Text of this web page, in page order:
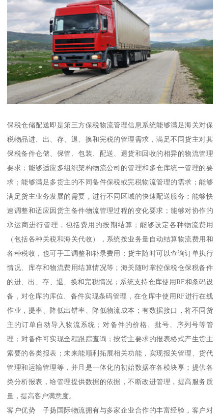
保税仓储配送即是第三方保税物流管理信息系统能够满足海关对保
税物品进、出、存、退、换和完税的管理需求，满足不同货主对其
保税备件仓储、保管、包装、配送、退货和回收的相异的物流管理
要求；能够适应多组织架构物流公司的管理和多仓库统一管理的要
求；能够满足多货主的不同备件保税或完税物流管理的需求；能够
满足货主业务发展的需要，进行不同区域的快速配送服务；能够快
速调整和适应因货主备件物流管理过程的变化要求；能够对协作的
承运商进行管理，包括费用的按期结算；能够设定各种物流费用
（包括各种关税和海关代收），系统按业务量自动结算物流费用和
各种税收，也可手工调整和补录费用；货主随时可以查询订单执行
情况、库存和物流费用结算情况等；海关随时掌控保税仓保税备件
的进、出、存、退、换和完税情况；系统支持仓库使用RF和条码设
备，对仓库的库位、备件实现条码管理，在仓库中使用RF进行在线
作业，提率、降低出错率、降低物流成本；有数据接口，将不同货
主的订单自动导入物流系统；对备件的价格、批号、序列号等管
理；对备件可实现全程跟踪查询；按货主要求的报表格式产生货主
索要的各类报表；未来能顺利拓展相关功能，实现报关管理、货代
管理和运输管理等，并且是一体化的初始数据在各模块享；提供各
类分析报表，给管理提供数据的依据，不断改进管理，提高服务质
量，提高客户满意度。
客户优势 子扬国际物流拥有与多家企业合作的丰富经验，客户对